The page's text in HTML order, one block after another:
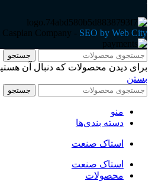
Company - SEO by Web City
جستجو
برای دیدن محصولات که دنبال آن
بستن
جستجو
منو
دسته بندی‌ها
استاک صنعت
استاک صنعت
محصولات